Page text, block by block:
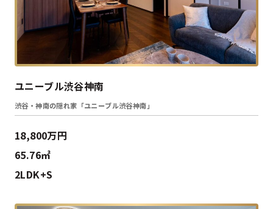
ユニーブル渋谷神南
渋谷・神南の隠れ家「ユニーブル渋谷神南」
18,800万円
65.76㎡
2LDK+S